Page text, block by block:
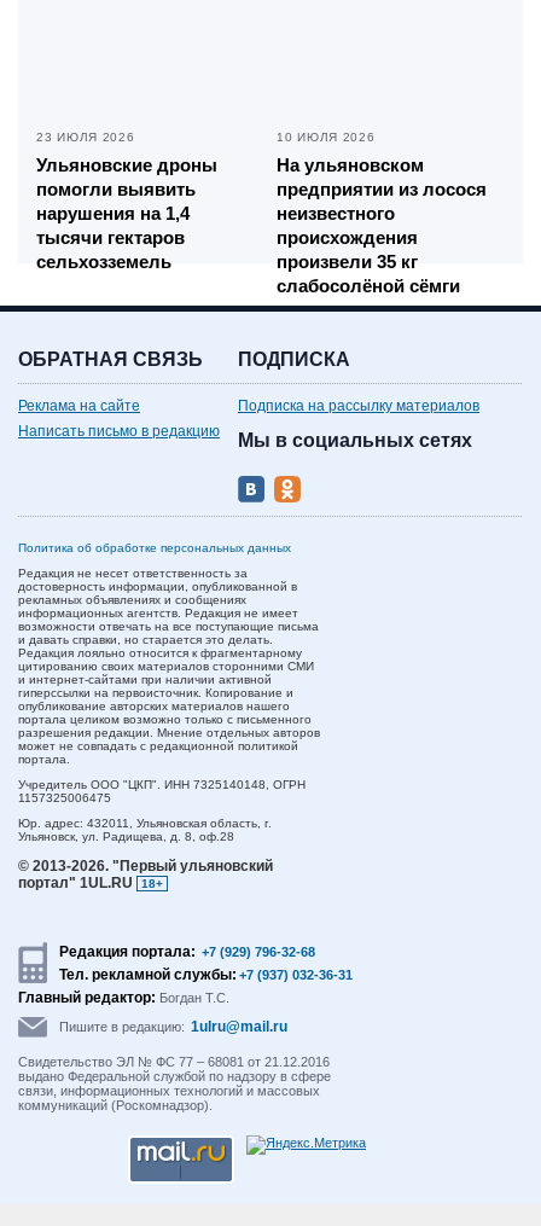
23 ИЮЛЯ 2026
Ульяновские дроны
помогли выявить
нарушения на 1,4
тысячи гектаров
сельхозземель
10 ИЮЛЯ 2026
На ульяновском
предприятии из лосося
неизвестного
происхождения
произвели 35 кг
слабосолёной сёмги
ОБРАТНАЯ СВЯЗЬ
Реклама на сайте
Написать письмо в редакцию
ПОДПИСКА
Подписка на рассылку материалов
Мы в социальных сетях
Политика об обработке персональных данных
Редакция не несет ответственность за
достоверность информации, опубликованной в
рекламных объявлениях и сообщениях
информационных агентств. Редакция не имеет
возможности отвечать на все поступающие письма
и давать справки, но старается это делать.
Редакция лояльно относится к фрагментарному
цитированию своих материалов сторонними СМИ
и интернет-сайтами при наличии активной
гиперссылки на первоисточник. Копирование и
опубликование авторских материалов нашего
портала целиком возможно только с письменного
разрешения редакции. Мнение отдельных авторов
может не совпадать с редакционной политикой
портала.
Учредитель ООО "ЦКП". ИНН 7325140148, ОГРН
1157325006475
Юр. адрес: 432011, Ульяновская область, г.
Ульяновск, ул. Радищева, д. 8, оф.28
© 2013-2026. "Первый ульяновский
портал" 1UL.RU
18+
Редакция портала: +7 (929) 796-32-68
Тел. рекламной службы: +7 (937) 032-36-31
Главный редактор: Богдан Т.С.
Пишите в редакцию: 1ulru@mail.ru
Свидетельство ЭЛ № ФС 77 – 68081 от 21.12.2016
выдано Федеральной службой по надзору в сфере
связи, информационных технологий и массовых
коммуникаций (Роскомнадзор).